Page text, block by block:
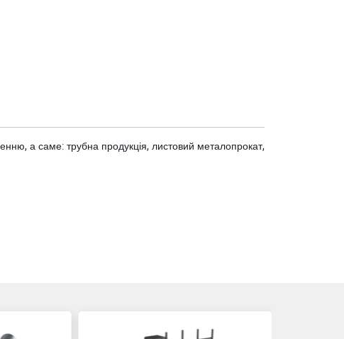
а саме: трубна продукція, листовий металопрокат,